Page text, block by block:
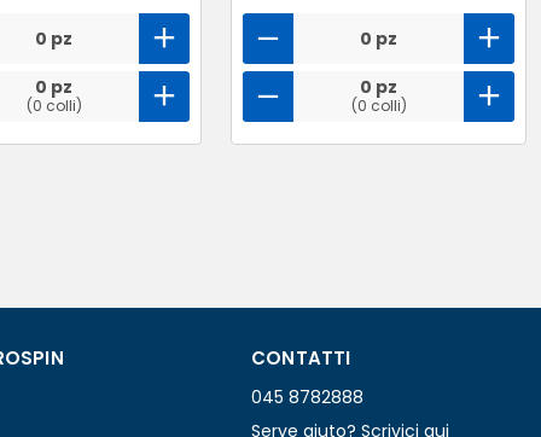
0 pz
0 pz
(0 colli)
0 pz
0 pz
(0 colli)
CONTATTI
045 8782888
Serve aiuto? Scrivici qui